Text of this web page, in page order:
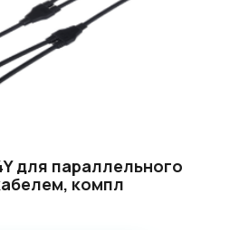
для параллельного
компл